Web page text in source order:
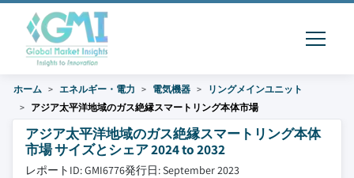
ホーム エネルギー・電力 電気機器
リングメインユニット
アジア太平洋地域のガス絶縁スマートリング本体市場
アジア太平洋地域のガス絶縁スマートリング本体
市場 サイズとシェア 2024 to 2032
レポートID: GMI6776発行日: September 2023